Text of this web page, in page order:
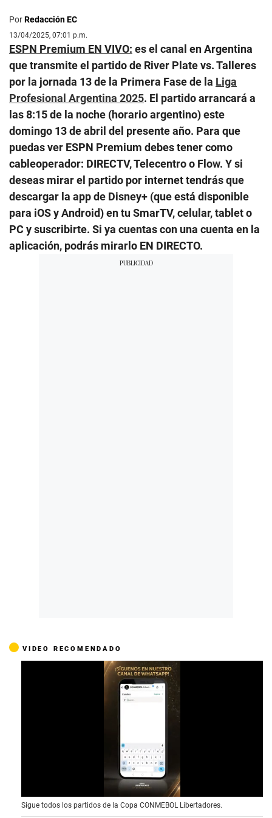
PorRedacción EC
13/04/2025, 07:01 p.m.
ESPN Premium EN VIVO: es el canal en Argentina
que transmite el partido de River Plate vs. Talleres
por la jornada 13 de la Primera Fase de la Liga
Profesional Argentina 2025. El partido arrancará a
las 8:15 de la noche (horario argentino) este
domingo 13 de abril del presente año. Para que
puedas ver ESPN Premium debes tener como
cableoperador: DIRECTV, Telecentro o Flow. Y si
deseas mirar el partido por internet tendrás que
descargar la app de Disney+ (que está disponible
para iOS y Android) en tu SmarTV, celular, tablet o
PC y suscribirte. Si ya cuentas con una cuenta en la
aplicación, podrás mirarlo EN DIRECTO.
VIDEO RECOMENDADO
0
o
Sigue todos los partidos de la Copa CONMEBOL Libertadores.